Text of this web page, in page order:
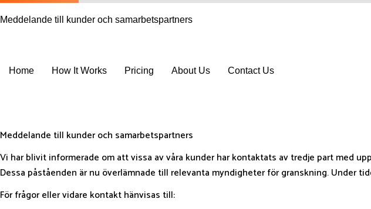
Meddelande till kunder och samarbetspartners
Home How It Works Pricing About Us Contact Us
Meddelande till kunder och samarbetspartners
Vi har blivit informerade om att vissa av våra kunder har kontaktats av tredje part med
Dessa påståenden är nu överlämnade till relevanta myndigheter för granskning. Under
För frågor eller vidare kontakt hänvisas till: